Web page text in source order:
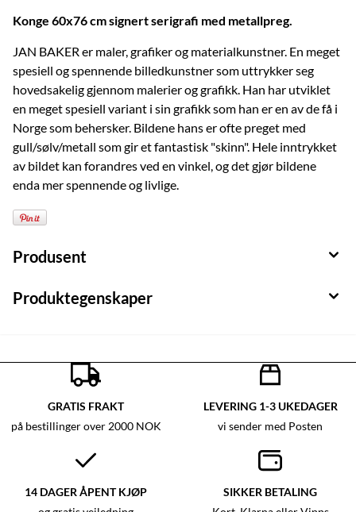
Konge 60x76 cm signert serigrafi med metallpreg.
JAN BAKER er maler, grafiker og materialkunstner. En meget
spesiell og spennende billedkunstner som uttrykker seg
hovedsakelig gjennom malerier og grafikk. Han har utviklet
en meget spesiell variant i sin grafikk som han er en av de få i
Norge som behersker. Bildene hans er ofte preget med
gull/sølv/metall som gir et fantastisk "skinn". Hele inntrykket
av bildet kan forandres ved en vinkel, og det gjør bildene
enda mer spennende og livlige.
Produsent
Produktegenskaper
GRATIS FRAKT
på bestillinger over 2000 NOK
LEVERING 1-3 UKEDAGER
vi sender med Posten
14 DAGER ÅPENT KJØP SIKKER BETALING